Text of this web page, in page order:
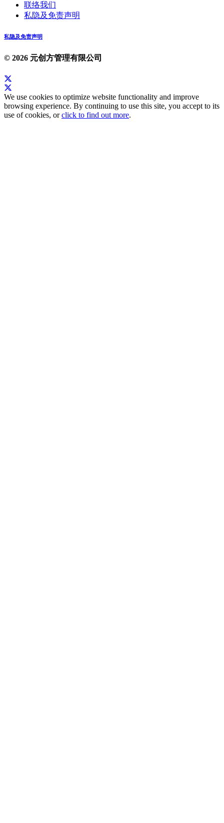
联络我们
私隐及免责声明
私隐及免责声明
© 2026 元创方管理有限公司
We use cookies to optimize website functionality and improve
browsing experience. By continuing to use this site, you accept to its
use of cookies, orclick to find out more.